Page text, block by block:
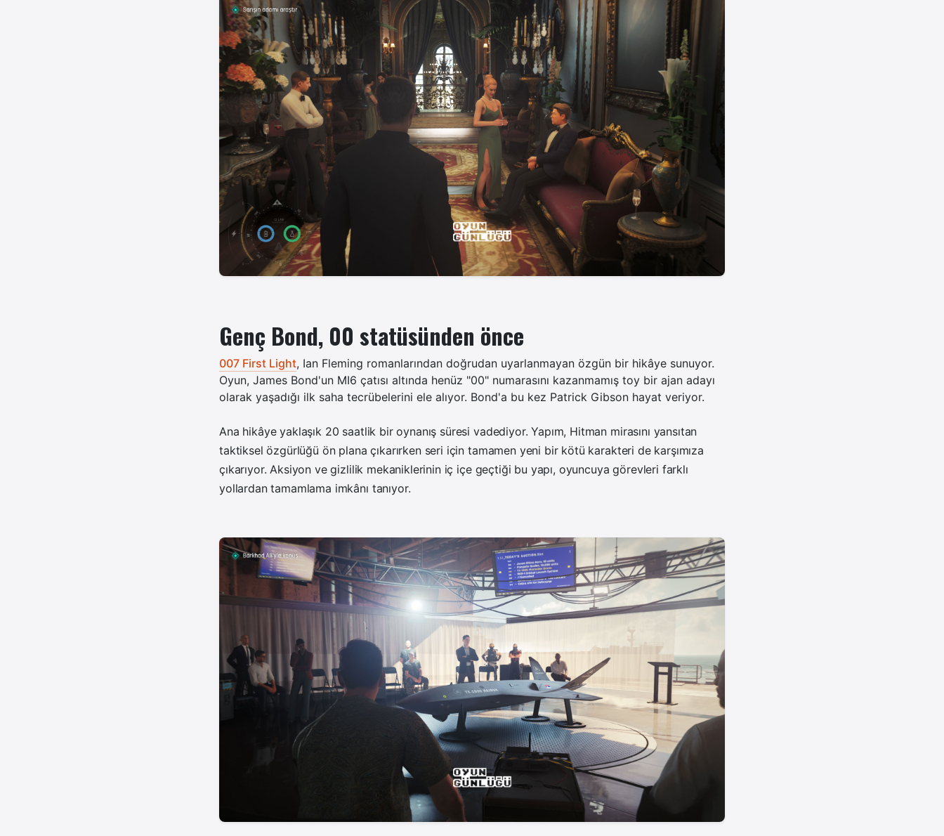
Genç Bond, 00 statüsünden önce
007 First Light, Ian Fleming romanlarından doğrudan uyarlanmayan özgün bir hikâye sunuyor.
Oyun, James Bond'un MI6 çatısı altında henüz "00" numarasını kazanmamış toy bir ajan adayı
olarak yaşadığı ilk saha tecrübelerini ele alıyor. Bond'a bu kez Patrick Gibson hayat veriyor.
Ana hikâye yaklaşık 20 saatlik bir oynanış süresi vadediyor. Yapım, Hitman mirasını yansıtan
taktiksel özgürlüğü ön plana çıkarırken seri için tamamen yeni bir kötü karakteri de karşımıza
çıkarıyor. Aksiyon ve gizlilik mekaniklerinin iç içe geçtiği bu yapı, oyuncuya görevleri farklı
yollardan tamamlama imkânı tanıyor.